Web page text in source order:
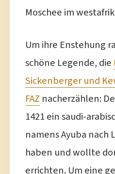
Moschee im
Um ihre Enstehung
schöne Legende, die
Sickenberger und
FAZ nacherzählen:
1421 ein saudi-
namens Ayuba nach
haben und wollte
errichten. Um eine